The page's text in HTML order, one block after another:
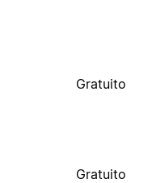
Gratuito
Gratuito